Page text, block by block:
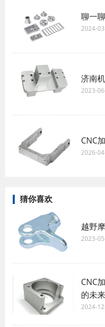
聊一
2024-
济南
2023-
CNC
2026-
猜你喜欢
越野
2023-
CNC
的未
2024-